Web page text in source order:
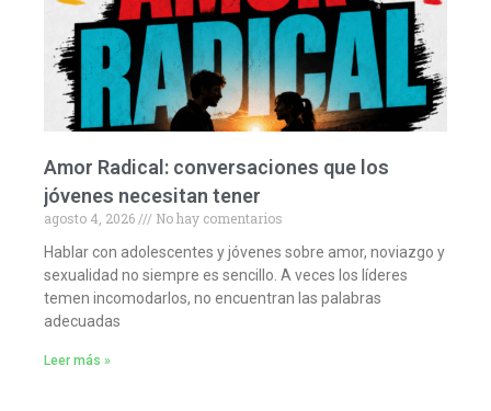
Amor Radical: conversaciones que los
jóvenes necesitan tener
agosto 4, 2026
No hay comentarios
Hablar con adolescentes y jóvenes sobre amor, noviazgo y
sexualidad no siempre es sencillo. A veces los líderes
temen incomodarlos, no encuentran las palabras
adecuadas
Leer más »